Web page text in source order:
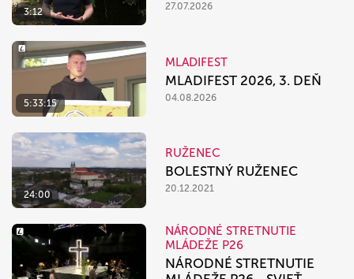
3:12
27.07.2026
5:33:15
MLADIFEST
MLADIFEST 2026, 3. DEŇ
04.08.2026
24:00
RUŽENEC
BOLESTNÝ RUŽENEC
20.12.2021
NÁRODNÉ STRETNUTIE
MLÁDEŽE P26
NÁRODNÉ STRETNUTIE